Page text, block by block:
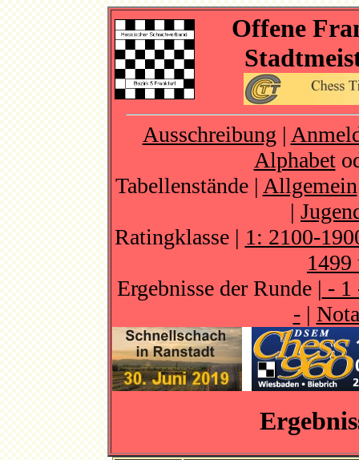
Offene
Ausschreibung |
Alphabet
Tabellenstände | Allgemein
|
Ratingklasse | 1: 2100-
1499
Ergebnisse der Runde | - 1
-|